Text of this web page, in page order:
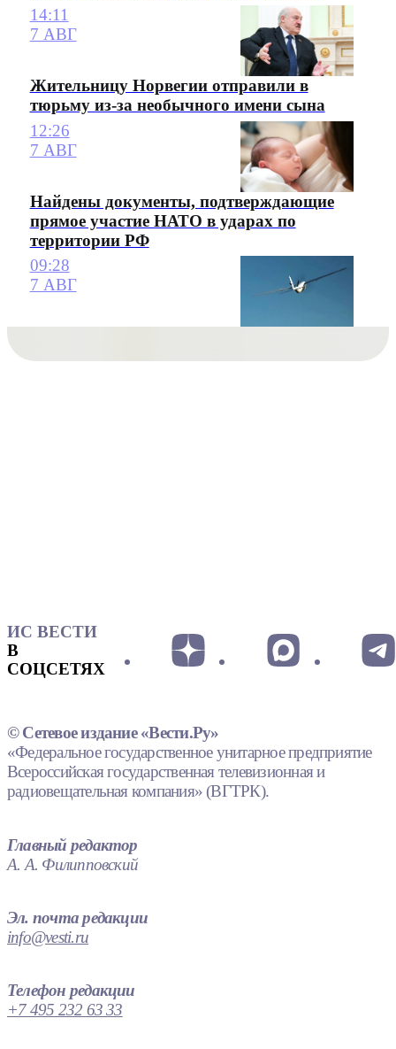
14:11
7 АВГ
Жительницу Норвегии отправили в
тюрьму из-за необычного имени сына
12:26
7 АВГ
Найдены документы, подтверждающие
прямое участие НАТО в ударах по
территории РФ
09:28
7 АВГ
ИС ВЕСТИ
В
СОЦСЕТЯХ
© Сетевое издание «Вести.Ру»
«Федеральное государственное унитарное предприятие
Всероссийская государственная телевизионная и
радиовещательная компания» (ВГТРК).
Главный редактор
А. А. Филипповский
Эл. почта редакции
info@vesti.ru
Телефон редакции
+7 495 232 63 33